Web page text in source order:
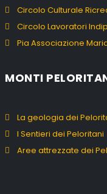
Circolo Culturale
Circolo Lavoratori
Pia Associazione
MONTI
La geologia dei
I Sentieri dei Peloritani
Aree attrezzate dei